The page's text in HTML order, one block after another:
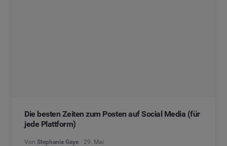
Die besten Zeiten zum Posten auf Social Media (für
jede Plattform)
Von Stephanie Gaye 29. Mai